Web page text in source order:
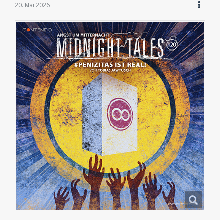
20. Mai 2026